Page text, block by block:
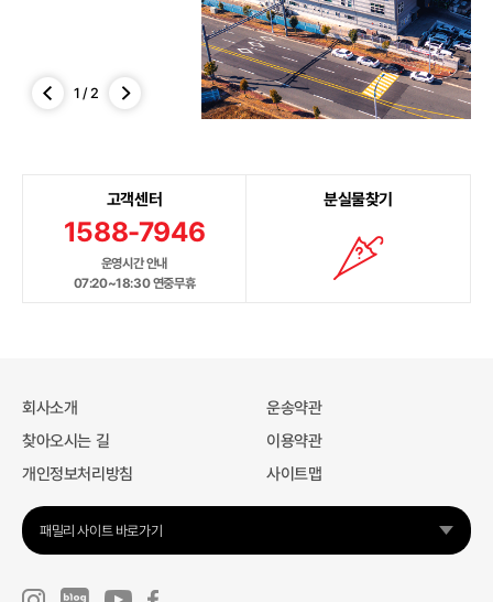
1 /2
고객센터
1588-7946
운영시간 안내
07:20~18:30 연중무휴
분실물찾기
회사소개
운송약관
찾아오시는 길
이용약관
개인정보처리방침
사이트맵
패밀리 사이트 바로가기